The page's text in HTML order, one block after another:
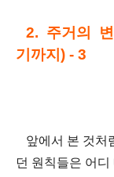
2. 주거의
기까지 ) - 3
앞에서 본 것처
던 원칙들은 어